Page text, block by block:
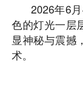
2026年6月
色的灯光一层
显神秘与震撼
术。